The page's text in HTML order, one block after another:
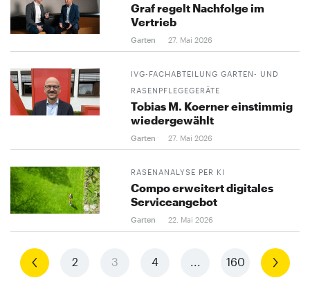
Graf regelt Nachfolge im
Vertrieb
Garten 27. Mai 2026
IVG-FACHABTEILUNG GARTEN- UND
RASENPFLEGEGERÄTE
Tobias M. Koerner einstimmig
wiedergewählt
Garten 27. Mai 2026
RASENANALYSE PER KI
Compo erweitert digitales
Serviceangebot
Garten 22. Mai 2026
Vorherige 2 3 4 ... 160 Nächste